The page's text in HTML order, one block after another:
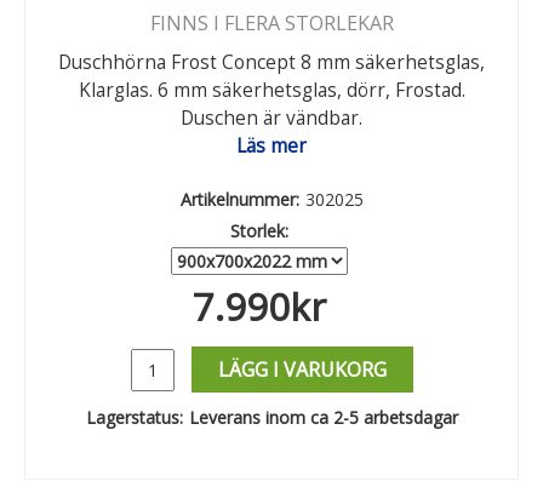
FINNS I FLERA STORLEKAR
Duschhörna Frost Concept 8 mm säkerhetsglas,
Klarglas. 6 mm säkerhetsglas, dörr, Frostad.
Duschen är vändbar.
Läs mer
Artikelnummer: 302025
Storlek:
7.990kr
LÄGG I VARUKORG
Lagerstatus: Leverans inom ca 2-5 arbetsdagar